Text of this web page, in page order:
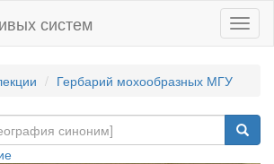
систем
Гербарий мохообразных МГУ